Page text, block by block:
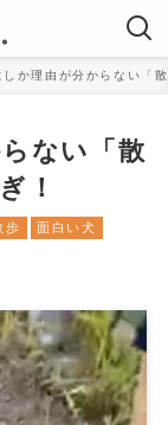
しか理由が分からない「
ない「散
！
歩 面白い犬